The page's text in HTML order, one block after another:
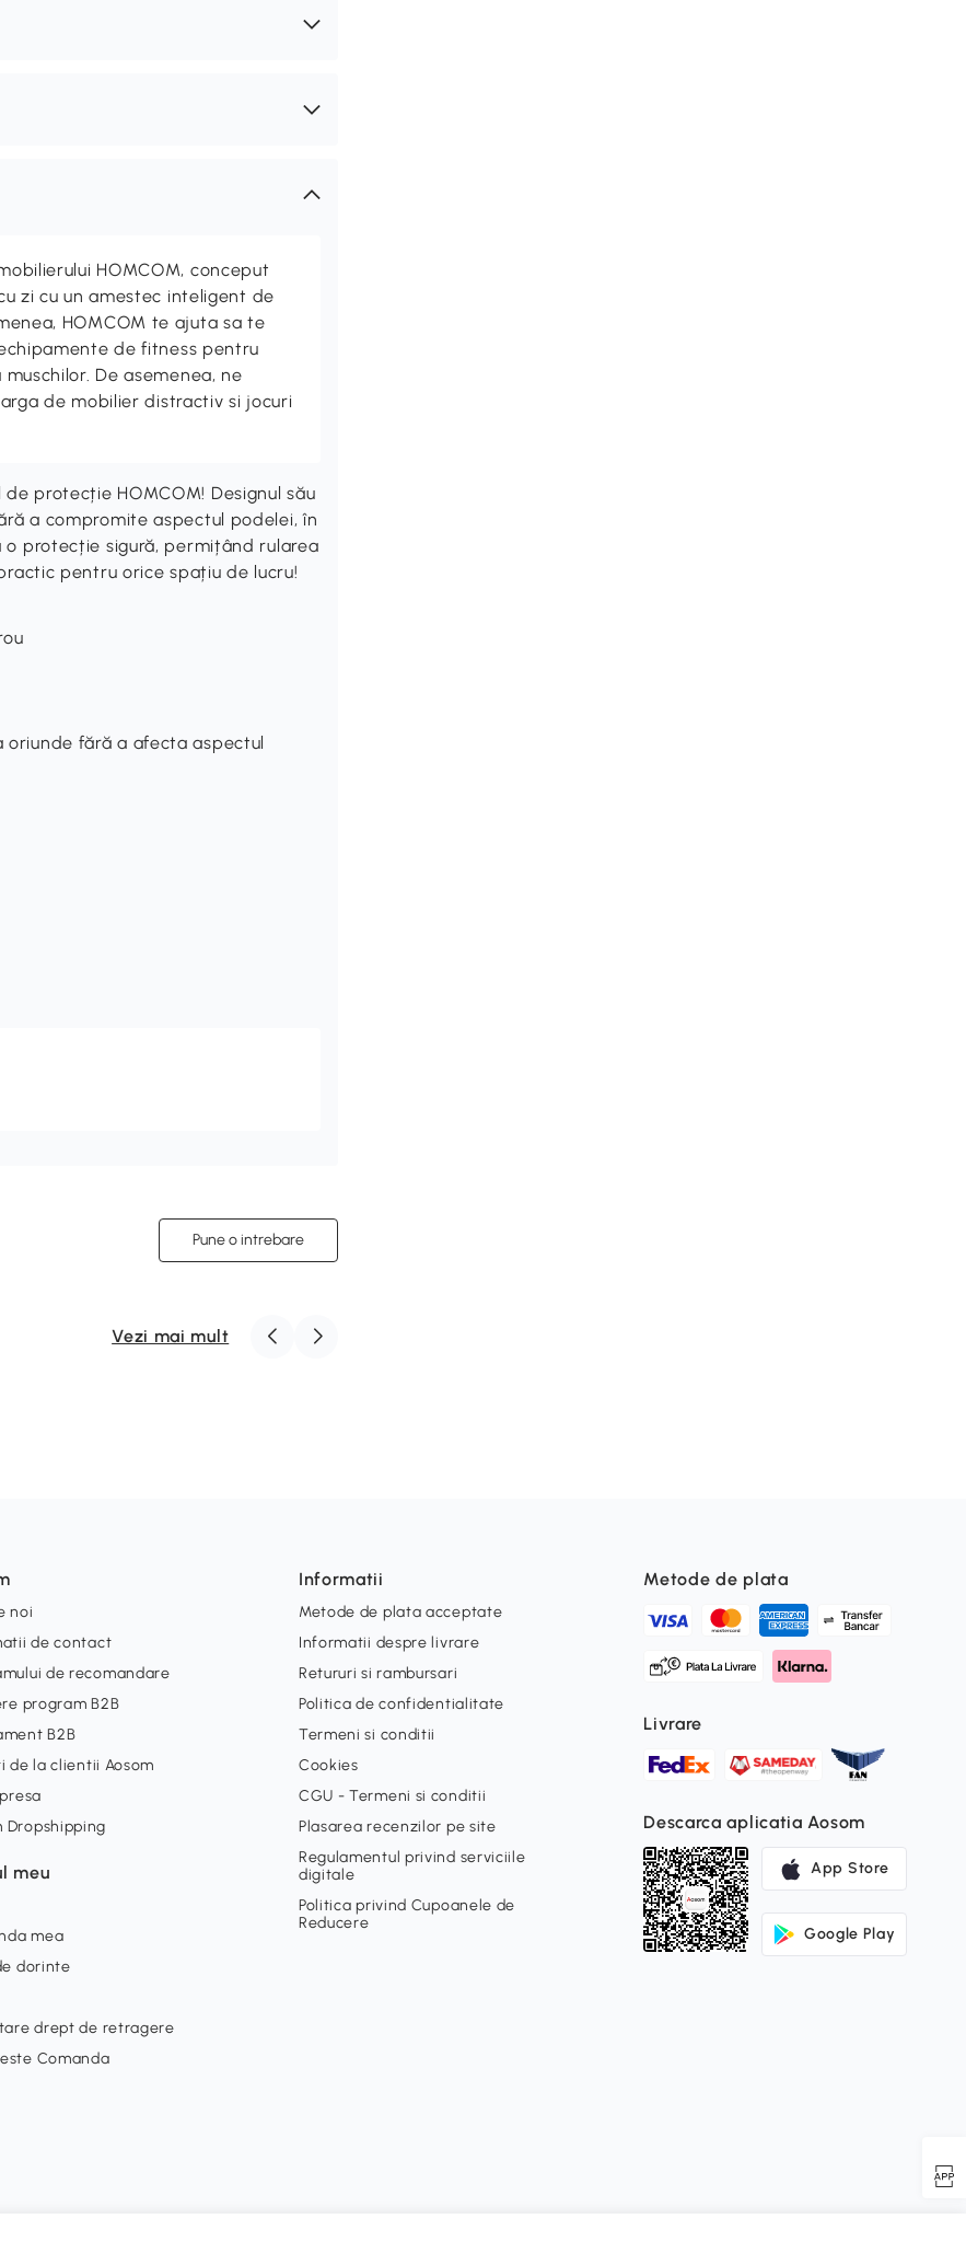
HOMCOM, conceput
zi cu un amestec inteligent de
HOMCOM te ajuta sa te
de fitness pentru
De asemenea, ne
de mobilier distractiv si jocuri
protecție HOMCOM! Designul său
a compromite aspectul podelei, în
protecție sigură, permițând rularea
pentru orice spațiu de lucru!
oriunde fără a afecta aspectul
Pune o intrebare
Vezi mai mult
noi
de contact
de recomandare
program B2B
B2B
de la clientii Aosom
Dropshipping
meu
mea
dorinte
drept de retragere
Comanda
Informatii
Metode de plata acceptate
Informatii despre livrare
Retururi si rambursari
Politica de confidentialitate
Termeni si conditii
Cookies
CGU - Termeni si conditii
Plasarea recenzilor pe site
Regulamentul privind serviciile
digitale
Politica privind Cupoanele de
Reducere
Metode de plata
Livrare
Descarca aplicatia Aosom
App Store
Google Play